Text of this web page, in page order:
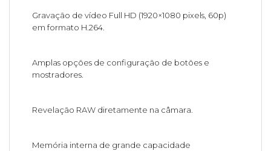
Gravação de vídeo Full HD (1920×1080 pixels, 60p)
em formato H.264.
Amplas opções de configuração de botões e
mostradores.
Revelação RAW diretamente na câmara.
Memória interna de grande capacidade